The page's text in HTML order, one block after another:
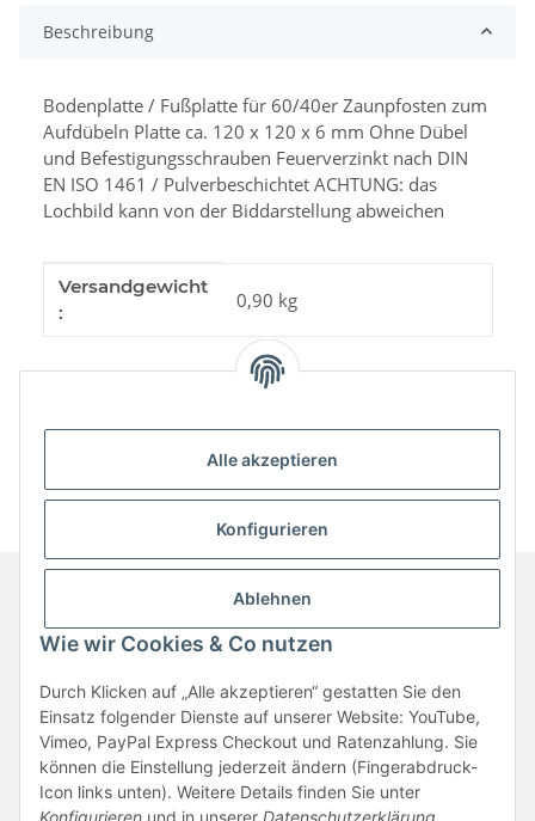
Alle akzeptieren
Konfigurieren
Ablehnen
Wie wir Cookies & Co nutzen
Durch Klicken auf „Alle akzeptieren“ gestatten Sie den
Einsatz folgender Dienste auf unserer Website: YouTube,
Vimeo, PayPal Express Checkout und Ratenzahlung. Sie
können die Einstellung jederzeit ändern (Fingerabdruck-
Icon links unten). Weitere Details finden Sie unter
Konfigurieren und in unserer Datenschutzerklärung
Beschreibung
Bodenplatte / Fußplatte für 60/40er Zaunpfosten zum
Aufdübeln Platte ca. 120 x 120 x 6 mm Ohne Dübel
und Befestigungsschrauben Feuerverzinkt nach DIN
EN ISO 1461 / Pulverbeschichtet ACHTUNG: das
Lochbild kann von der Biddarstellung abweichen
Produkteigenschaft
Wert
Versandgewicht
:
0,90 kg
Informationen
Gesetzliche Informationen
Vertrag widerrufen